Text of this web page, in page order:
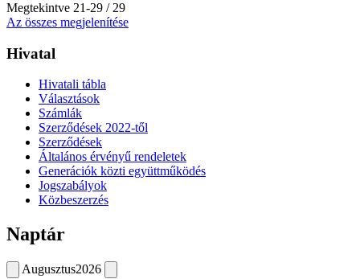
Megtekintve 21-29 / 29
Az összes megjelenítése
Hivatal
Hivatali tábla
Választások
Számlák
Szerződések 2022-től
Szerződések
Általános érvényű rendeletek
Generációk közti együttműködés
Jogszabályok
Közbeszerzés
Naptár
Augusztus2026